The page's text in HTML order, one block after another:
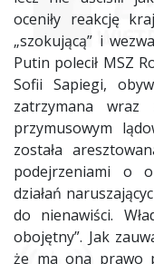
oceniły reakcję
„szokującą” i
Putin polecił MSZ
Sofii Sapiegi,
zatrzymana wraz
przymusowym
została
podejrzeniami o
działań
do nienawiści.
obojętny”. Jak
że ma ona prawo